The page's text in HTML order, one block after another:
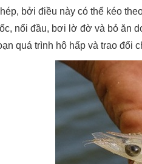
bởi điều này có thể kéo
nổi đầu, bơi lờ đờ và bỏ ăn
quá trình hô hấp và trao đổi